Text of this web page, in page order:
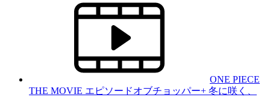
ONE PIECE
THE MOVIE エピソードオブチョッパー+ 冬に咲く、